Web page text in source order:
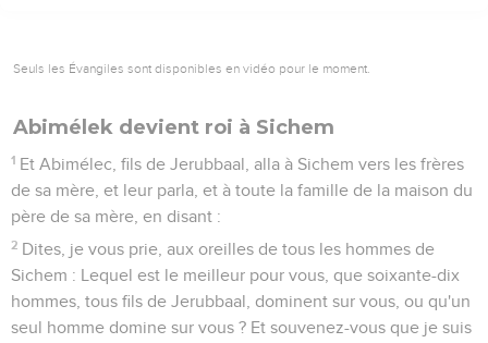
Seuls les Évangiles sont disponibles en vidéo pour le moment.
Abimélek devient roi à Sichem
1 Et Abimélec, fils de Jerubbaal, alla à Sichem vers les frères
de sa mère, et leur parla, et à toute la famille de la maison du
père de sa mère, en disant :
2 Dites, je vous prie, aux oreilles de tous les hommes de
Sichem : Lequel est le meilleur pour vous, que soixante-dix
hommes, tous fils de Jerubbaal, dominent sur vous, ou qu'un
seul homme domine sur vous ? Et souvenez-vous que je suis